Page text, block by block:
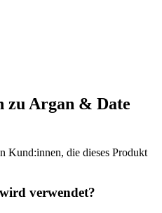
zu Argan & Date
Kund:innen, die dieses Produkt
verwendet?